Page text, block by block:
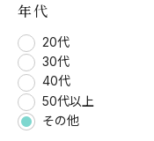
年代
20代
30代
40代
50代以上
その他